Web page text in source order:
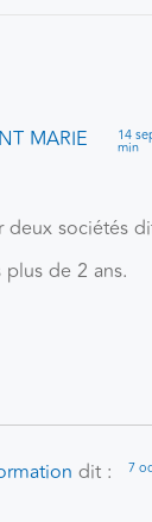
MARIE 14
min
sociétés
de 2 ans.
dit : 7